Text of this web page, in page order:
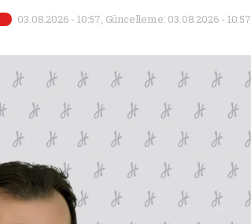
03.08.2026 - 10:57, Güncelleme: 03.08.2026 - 10:57